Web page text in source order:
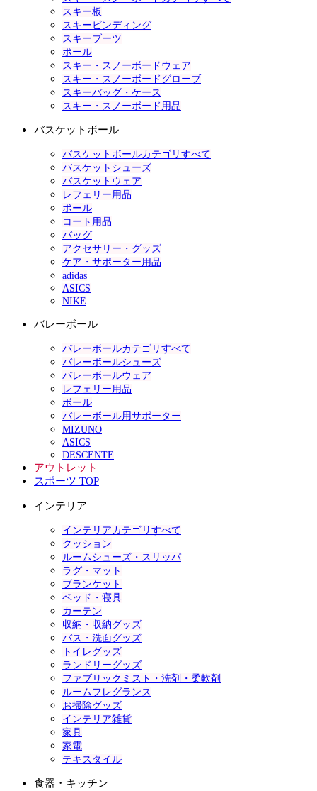
スキー板
スキービンディング
スキーブーツ
ポール
スキー・スノーボードウェア
スキー・スノーボードグローブ
スキーバッグ・ケース
スキー・スノーボード用品
バスケットボール
バスケットボールカテゴリすべて
バスケットシューズ
バスケットウェア
レフェリー用品
ボール
コート用品
バッグ
アクセサリー・グッズ
ケア・サポーター用品
adidas
ASICS
NIKE
バレーボール
バレーボールカテゴリすべて
バレーボールシューズ
バレーボールウェア
レフェリー用品
ボール
バレーボール用サポーター
MIZUNO
ASICS
DESCENTE
アウトレット
スポーツ TOP
インテリア
インテリアカテゴリすべて
クッション
ルームシューズ・スリッパ
ラグ・マット
ブランケット
ベッド・寝具
カーテン
収納・収納グッズ
バス・洗面グッズ
トイレグッズ
ランドリーグッズ
ファブリックミスト・洗剤・柔軟剤
ルームフレグランス
お掃除グッズ
インテリア雑貨
家具
家電
テキスタイル
食器・キッチン